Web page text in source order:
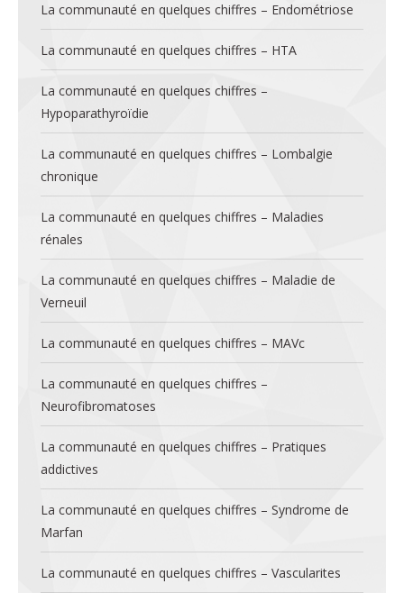
La communauté en quelques chiffres – Endométriose
La communauté en quelques chiffres – HTA
La communauté en quelques chiffres –
Hypoparathyroïdie
La communauté en quelques chiffres – Lombalgie
chronique
La communauté en quelques chiffres – Maladies
rénales
La communauté en quelques chiffres – Maladie de
Verneuil
La communauté en quelques chiffres – MAVc
La communauté en quelques chiffres –
Neurofibromatoses
La communauté en quelques chiffres – Pratiques
addictives
La communauté en quelques chiffres – Syndrome de
Marfan
La communauté en quelques chiffres – Vascularites